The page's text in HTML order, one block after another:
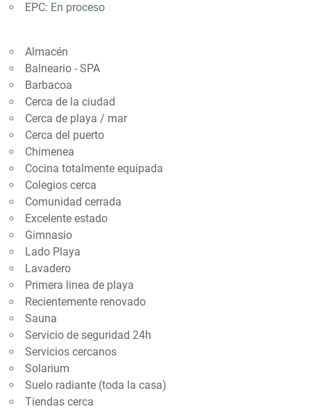
EPC: En proceso
Almacén
Balneario - SPA
Barbacoa
Cerca de la ciudad
Cerca de playa / mar
Cerca del puerto
Chimenea
Cocina totalmente equipada
Colegios cerca
Comunidad cerrada
Excelente estado
Gimnasio
Lado Playa
Lavadero
Primera linea de playa
Recientemente renovado
Sauna
Servicio de seguridad 24h
Servicios cercanos
Solarium
Suelo radiante (toda la casa)
Tiendas cerca